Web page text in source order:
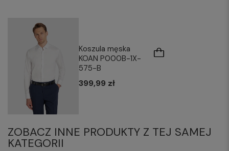
Koszula męska
KOAN P000B-1X-
575-B
399,99 zł
ZOBACZ INNE PRODUKTY Z TEJ SAMEJ
KATEGORII